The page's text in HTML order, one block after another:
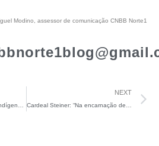
Modino, assessor de comunicação CNBB Norte1
NEXT